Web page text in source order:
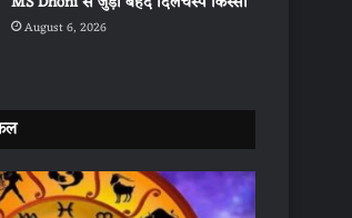
August 6, 2026